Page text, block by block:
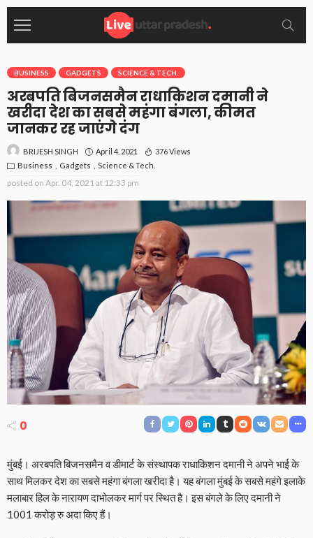
BUSINESS GADGETS SCIENCE & TECH.
अरबपति बिजनसमैन राधाकिशन दमानी ने
खरीदा देश का सबसे महंगा बंगला, कीमत
जानकर रह जाएंगे दंग
BRIJESH SINGH April 4, 2021
376 Views
Business
Gadgets Science & Tech.
posted on Apr. 04, 2021 at 12:33 pm
0
मुंबई। अरबपति बिजनसमैन व डीमार्ट के संस्थापक राधाकिशन दमानी ने अपने भाई के
साथ मिलकर देश का सबसे महंगा बंगला खरीदा है। यह बंगला मुंबई के सबसे महंगे इलाके
मलाबार हिल के नारायण दाभोलकर मार्ग पर स्थित है। इस बंगले के लिए दमानी ने
1001 करोड़ रु अदा किए हैं।